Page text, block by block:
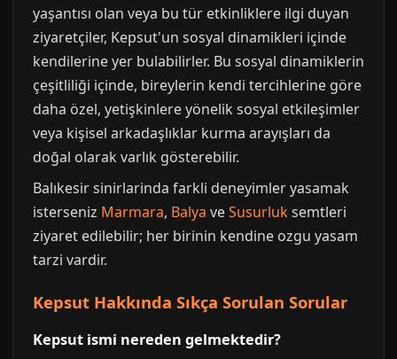
yaşantısı olan veya bu tür etkinliklere ilgi duyan
ziyaretçiler, Kepsut'un sosyal dinamikleri içinde
kendilerine yer bulabilirler. Bu sosyal dinamiklerin
çeşitliliği içinde, bireylerin kendi tercihlerine göre
daha özel, yetişkinlere yönelik sosyal etkileşimler
veya kişisel arkadaşlıklar kurma arayışları da
doğal olarak varlık gösterebilir.
Balıkesir sinirlarinda farkli deneyimler yasamak
isterseniz Marmara, Balya veSusurluksemtleri
ziyaret edilebilir; her birinin kendine ozgu yasam
tarzi vardir.
Kepsut Hakkında Sıkça Sorulan Sorular
Kepsut ismi nereden gelmektedir?